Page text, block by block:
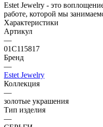
Estet Jewelry - это
работе, которой мы
Характеристики
Артикул
—
01С115817
Бренд
—
Estet Jewelry
Коллекция
—
золотые украшения
Тип изделия
—